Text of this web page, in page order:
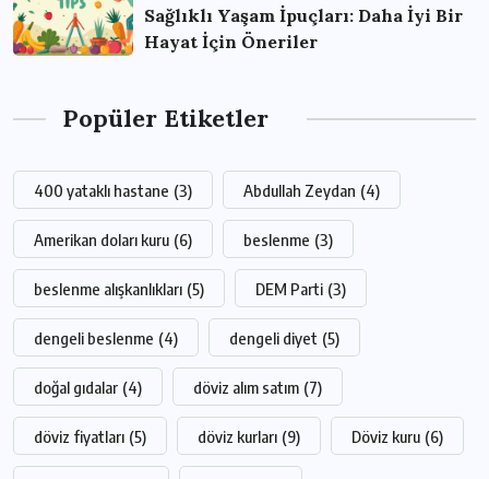
Sağlıklı Yaşam İpuçları: Daha İyi Bir
Hayat İçin Öneriler
Popüler Etiketler
400 yataklı hastane (3) Abdullah Zeydan (4)
Amerikan doları kuru (6) beslenme (3)
beslenme alışkanlıkları (5) DEM Parti (3)
dengeli beslenme (4) dengeli diyet (5)
doğal gıdalar (4) döviz alım satım (7)
döviz fiyatları (5) döviz kurları (9) Döviz kuru (6)